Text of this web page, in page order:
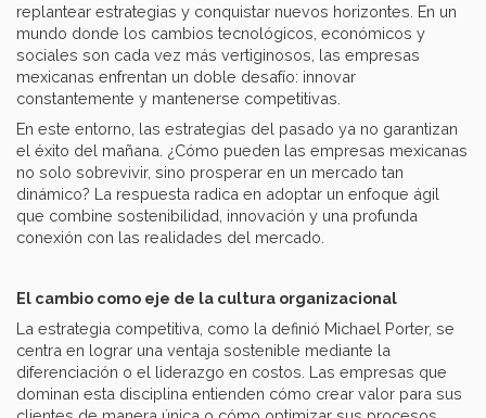
replantear estrategias y conquistar nuevos horizontes. En un
mundo donde los cambios tecnológicos, económicos y
sociales son cada vez más vertiginosos, las empresas
mexicanas enfrentan un doble desafío: innovar
constantemente y mantenerse competitivas.
En este entorno, las estrategias del pasado ya no garantizan
el éxito del mañana. ¿Cómo pueden las empresas mexicanas
no solo sobrevivir, sino prosperar en un mercado tan
dinámico? La respuesta radica en adoptar un enfoque ágil
que combine sostenibilidad, innovación y una profunda
conexión con las realidades del mercado.
El cambio como eje de la cultura organizacional
La estrategia competitiva, como la definió Michael Porter, se
centra en lograr una ventaja sostenible mediante la
diferenciación o el liderazgo en costos. Las empresas que
dominan esta disciplina entienden cómo crear valor para sus